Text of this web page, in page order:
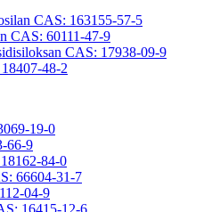
CAS: 163155-57-5
CAS: 60111-47-9
CAS: 17938-09-9
48-2
19-0
66-9
84-0
66604-31-7
04-9
16415-12-6